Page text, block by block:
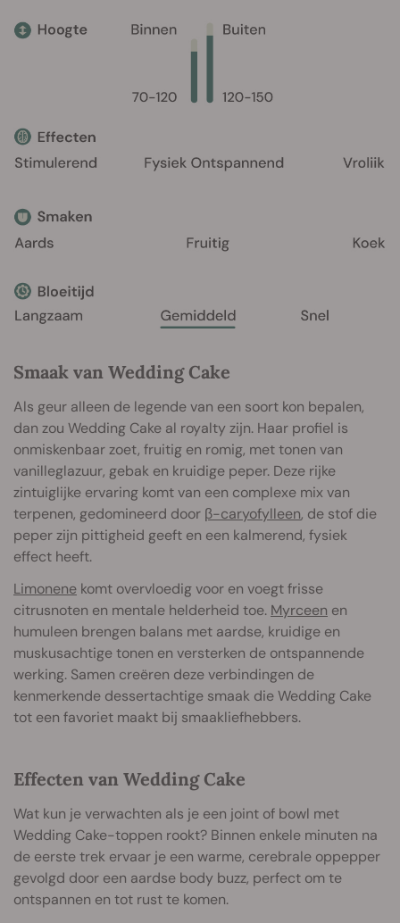
Smaak van Wedding Cake
Als geur alleen de legende van een soort kon bepalen,
dan zou Wedding Cake al royalty zijn. Haar profiel is
onmiskenbaar zoet, fruitig en romig, met tonen van
vanilleglazuur, gebak en kruidige peper. Deze rijke
zintuiglijke ervaring komt van een complexe mix van
terpenen, gedomineerd door β-caryofylleen, de stof die
peper zijn pittigheid geeft en een kalmerend, fysiek
effect heeft.
Limonene komt overvloedig voor en voegt frisse
citrusnoten en mentale helderheid toe. Myrceen en
humuleen brengen balans met aardse, kruidige en
muskusachtige tonen en versterken de ontspannende
werking. Samen creëren deze verbindingen de
kenmerkende dessertachtige smaak die Wedding Cake
tot een favoriet maakt bij smaakliefhebbers.
Effecten van Wedding Cake
Wat kun je verwachten als je een joint of bowl met
Wedding Cake-toppen rookt? Binnen enkele minuten na
de eerste trek ervaar je een warme, cerebrale oppepper
gevolgd door een aardse body buzz, perfect om te
ontspannen en tot rust te komen.